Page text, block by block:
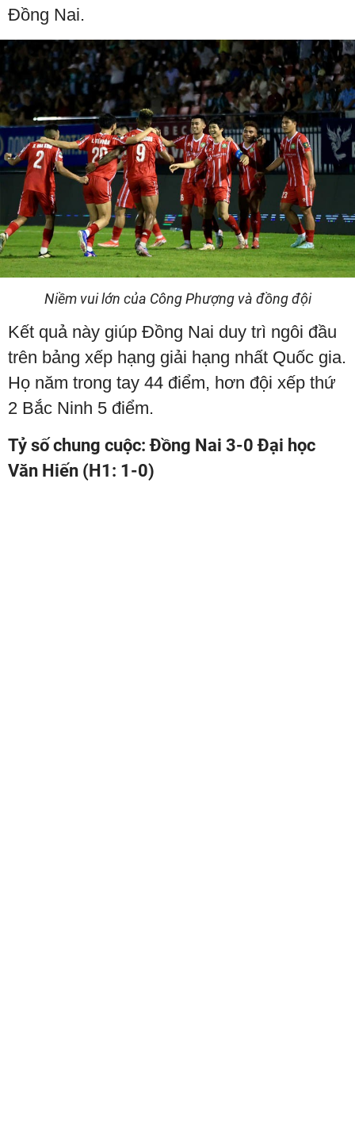
Đồng Nai.
Niềm vui lớn của Công Phượng và đồng đội
Kết quả này giúp Đồng Nai duy trì ngôi đầu
trên bảng xếp hạng giải hạng nhất Quốc gia.
Họ năm trong tay 44 điểm, hơn đội xếp thứ
2 Bắc Ninh 5 điểm.
Tỷ số chung cuộc: Đồng Nai 3-0 Đại học
Văn Hiến (H1: 1-0)